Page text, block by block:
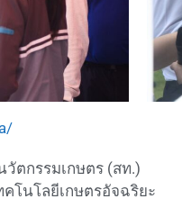
ตกรรมเกษตร (สท.)
คโนโลยีเกษตรอัจฉริยะ